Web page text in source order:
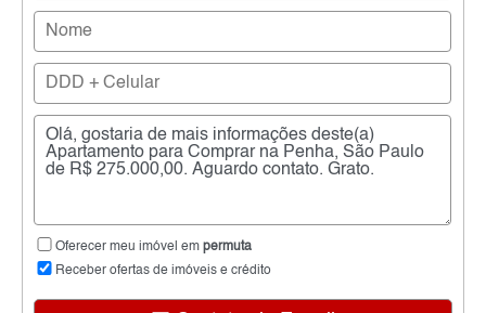
Oferecer meu imóvel em permuta
Receber ofertas de imóveis e crédito